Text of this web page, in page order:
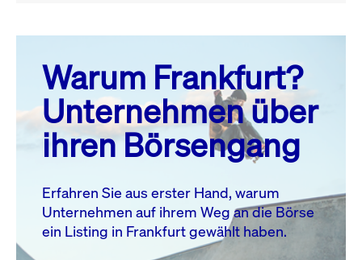
August 26
MO. DI. MI. DO. FR. SA. SO.
1
2
3
4 5 6 7 8
10 11 13 14
17
18 19 20 21 22
23
27 28
Warum Frankfurt?
Unternehmen über
ihren Börsengang
Erfahren Sie aus erster Hand, warum
Unternehmen auf ihrem Weg an die Börse
ein Listing in Frankfurt gewählt haben.